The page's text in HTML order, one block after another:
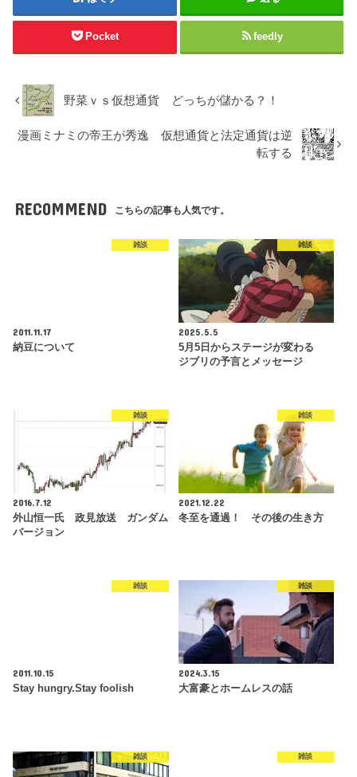
Pocket feedly
野菜ｖｓ仮想通貨 どっちが儲かる？！
漫画ミナミの帝王が秀逸 仮想通貨と法定通貨は逆
転する
RECOMMEND こちらの記事も人気です。
雑談
2011.11.17
納豆について
雑談
2025.5.5
5月5日からステージが変わる
ジブリの予言とメッセージ
雑談
2016.7.12
外山恒一氏 政見放送 ガンダム
バージョン
雑談
2021.12.22
冬至を通過！ その後の生き方
雑談
2011.10.15
Stay hungry.Stay foolish
雑談
2024.3.15
大富豪とホームレスの話
雑談 雑談